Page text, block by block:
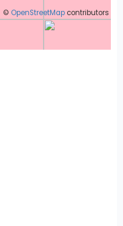
© OpenStreetMap contributors